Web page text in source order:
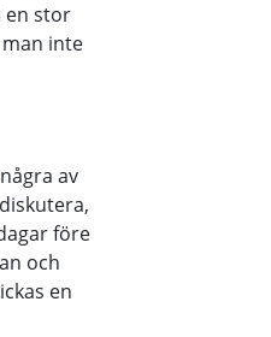
en stor
inte
av
före
och
en